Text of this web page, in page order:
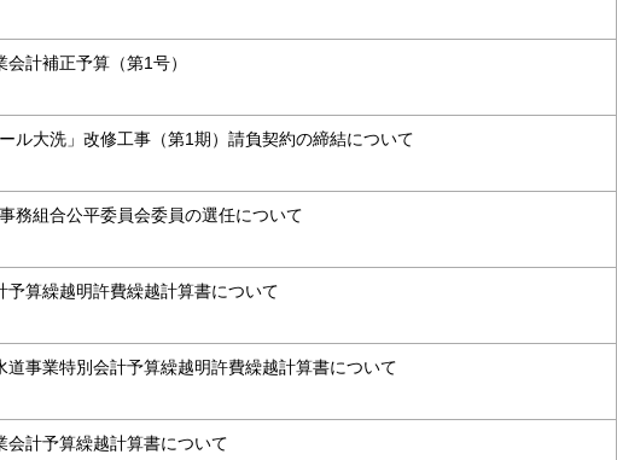
計補正予算（第1号）
ル大洗」改修工事（第1期）請負契約の締結について
務組合公平委員会委員の選任について
予算繰越明許費繰越計算書について
道事業特別会計予算繰越明許費繰越計算書について
会計予算繰越計算書について